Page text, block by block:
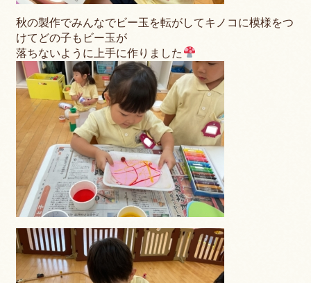
秋の製作でみんなでビー玉を転がしてキノコに模様をつ
けてどの子もビー玉が
落ちないように上手に作りました